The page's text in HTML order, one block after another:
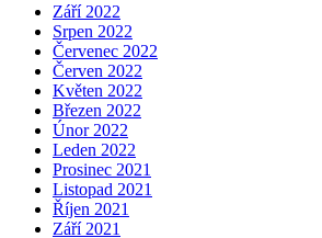
Září 2022
Srpen 2022
Červenec 2022
Červen 2022
Květen 2022
Březen 2022
Únor 2022
Leden 2022
Prosinec 2021
Listopad 2021
Říjen 2021
Září 2021